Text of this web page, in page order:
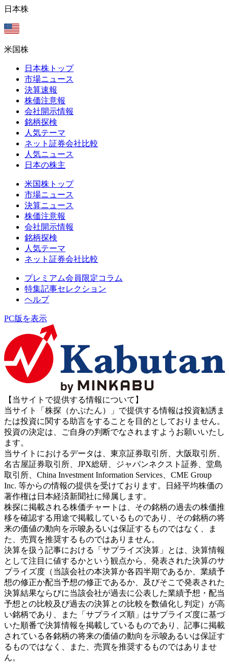
日本株
米国株
日本株トップ
市場ニュース
決算速報
株価注意報
会社開示情報
銘柄探検
人気テーマ
ネット証券会社比較
人気ニュース
日本の株主
米国株トップ
市場ニュース
決算ニュース
株価注意報
会社開示情報
銘柄探検
人気テーマ
ネット証券会社比較
プレミアム会員限定コラム
特集記事セレクション
ヘルプ
PC版を表示
【当サイトで提供する情報について】
当サイト「株探（かぶたん）」で提供する情報は投資勧誘ま
たは投資に関する助言をすることを目的としておりません。
投資の決定は、ご自身の判断でなされますようお願いいたし
ます。
当サイトにおけるデータは、東京証券取引所、大阪取引所、
名古屋証券取引所、JPX総研、ジャパンネクスト証券、堂島
取引所、China Investment Information Services、CME Group
Inc. 等からの情報の提供を受けております。日経平均株価の
著作権は日本経済新聞社に帰属します。
株探に掲載される株価チャートは、その銘柄の過去の株価推
移を確認する用途で掲載しているものであり、その銘柄の将
来の価値の動向を示唆あるいは保証するものではなく、ま
た、売買を推奨するものではありません。
決算を扱う記事における「サプライズ決算」とは、決算情報
として注目に値するかという観点から、発表された決算のサ
プライズ度（当該会社の本決算か各四半期であるか、業績予
想の修正か配当予想の修正であるか、及びそこで発表された
決算結果ならびに当該会社が過去に公表した業績予想・配当
予想との比較及び過去の決算との比較を数値化し判定）が高
い銘柄であり、また「サプライズ順」はサプライズ度に基づ
いた順番で決算情報を掲載しているものであり、記事に掲載
されている各銘柄の将来の価値の動向を示唆あるいは保証す
るものではなく、また、売買を推奨するものではありませ
ん。